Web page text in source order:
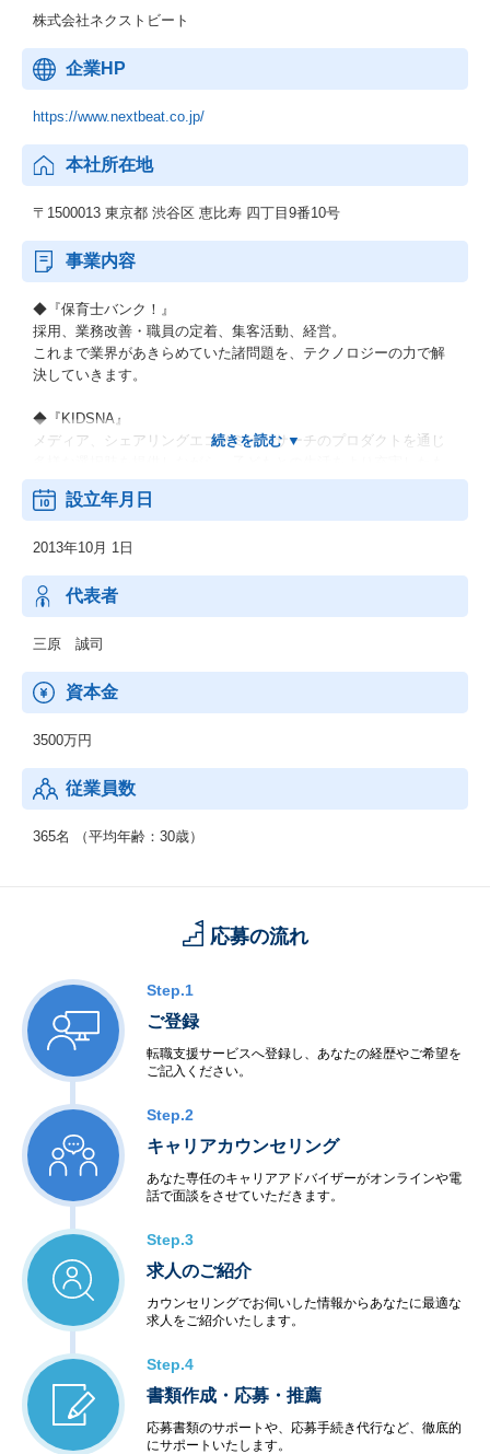
株式会社ネクストビート
企業HP
https://www.nextbeat.co.jp/
本社所在地
〒1500013 東京都 渋谷区 恵比寿 四丁目9番10号
事業内容
◆『保育士バンク！』
採用、業務改善・職員の定着、集客活動、経営。
これまで業界があきらめていた諸問題を、テクノロジーの力で解
決していきます。
◆『KIDSNA』
メディア、シェアリングエコノミー、サーチのプロダクトを通じ
のにするサービスです。
地方における安定した雇用を創出し、新たな人の流れによって将
来に渡り活力ある地域社会を構築していくために、地方の重要産
業である観光業界を支援します。
◆『hospitality Careers』
を強化します。
海外の先進事例を取り入れると同時に、日本国内での事業展開を
ある他国でも展開し、課題解決の好循環サイクルを回していくこ
とを目的としています。
設立年月日
2013年10月 1日
代表者
三原 誠司
資本金
3500万円
従業員数
365名 （平均年齢：30歳）
応募の流れ
Step.1
ご登録
転職支援サービスへ登録し、あなたの経歴やご希望を
ご記入ください。
Step.2
キャリアカウンセリング
あなた専任のキャリアアドバイザーがオンラインや電
話で面談をさせていただきます。
Step.3
求人のご紹介
カウンセリングでお伺いした情報からあなたに最適な
求人をご紹介いたします。
Step.4
書類作成・応募・推薦
応募書類のサポートや、応募手続き代行など、徹底的
にサポートいたします。